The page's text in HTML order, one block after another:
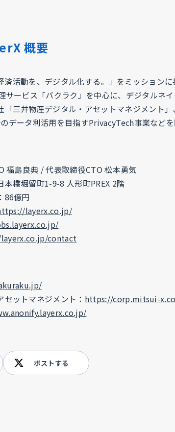
概要
済活動を、デジタル化する。」をミッション
サービス「バクラク」を中心に、デジタルネ
「三井物産デジタル・アセットマネジメント
データ利活用を目指すPrivacyTech事業などを
福島良典 / 代表取締役CTO 松本勇気
橋堀留町1-9-8 人形町PREX 2階
86億円
layerx.co.jp/
contact
セットマネジメント： https://corp.mitsui-
ポストする